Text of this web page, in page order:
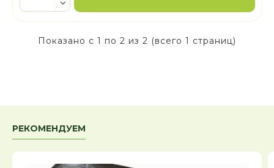
Показано с 1 по 2 из 2 (всего 1 страниц)
РЕКОМЕНДУЕМ